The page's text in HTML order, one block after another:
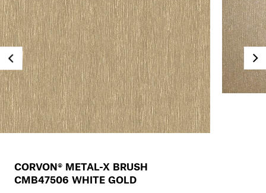
CORVON® METAL-X BRUSH
CMB47506 WHITE GOLD